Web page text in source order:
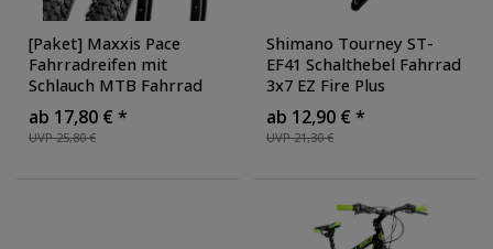
[Paket] Maxxis Pace
Fahrradreifen mit
Schlauch MTB Fahrrad
Reifen Mantel
Fahrradschlauch All
Terrain 26" 27,5" 29"
UVP 25,80 €
ab 17,80 € *
Shimano Tourney ST-
EF41 Schalthebel Fahrrad
3x7 EZ Fire Plus
Fahrradschalthebel
Schaltgriff Ganghebel
Mountainbike MTB
UVP 21,30 €
ab 12,90 € *